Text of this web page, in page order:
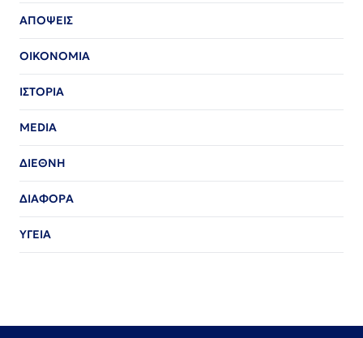
ΑΠΟΨΕΙΣ
ΟΙΚΟΝΟΜΙΑ
ΙΣΤΟΡΙΑ
MEDIA
ΔΙΕΘΝΗ
ΔΙΑΦΟΡΑ
ΥΓΕΙΑ